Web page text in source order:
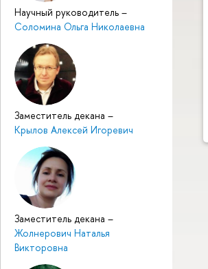
Научный руководитель –
Соломина Ольга Николаевна
Заместитель декана –
Крылов Алексей Игоревич
Заместитель декана –
Жолнерович Наталья
Викторовна